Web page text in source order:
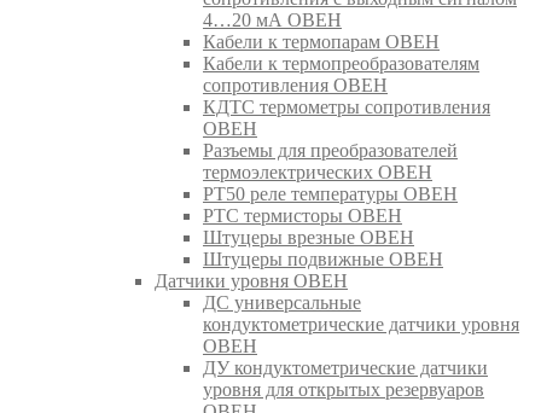
4…20 мА ОВЕН
Кабели к термопарам ОВЕН
Кабели к термопреобразователям
сопротивления ОВЕН
КДТС термометры сопротивления
ОВЕН
Разъемы для преобразователей
термоэлектрических ОВЕН
РТ50 реле температуры ОВЕН
РТС термисторы ОВЕН
Штуцеры врезные ОВЕН
Штуцеры подвижные ОВЕН
Датчики уровня ОВЕН
ДС универсальные
кондуктометрические датчики уровня
ОВЕН
ДУ кондуктометрические датчики
уровня для открытых резервуаров